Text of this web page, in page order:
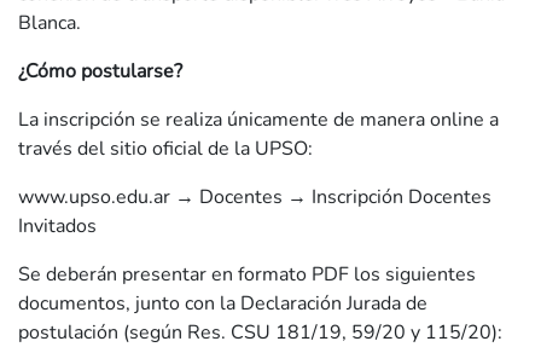
Blanca.
¿Cómo postularse?
La inscripción se realiza únicamente de manera online a
través del sitio oficial de la UPSO:
www.upso.edu.ar → Docentes → Inscripción Docentes
Invitados
Se deberán presentar en formato PDF los siguientes
documentos, junto con la Declaración Jurada de
postulación (según Res. CSU 181/19, 59/20 y 115/20):